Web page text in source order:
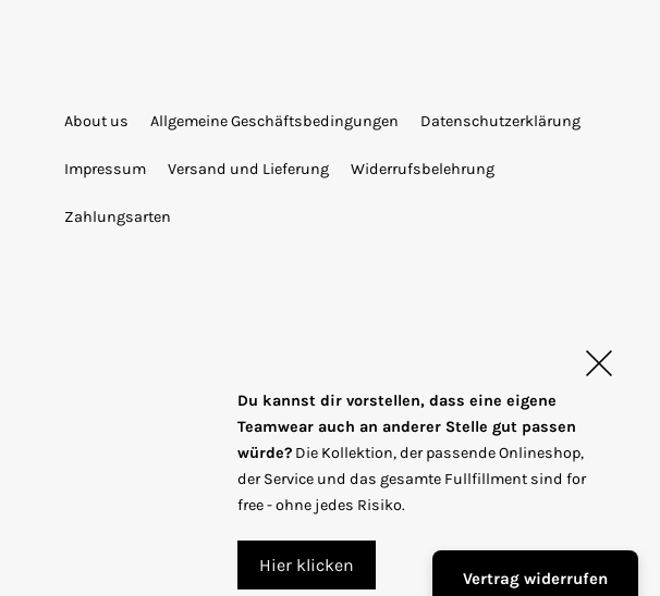
About us Allgemeine Geschäftsbedingungen Datenschutzerklärung
Impressum Versand und Lieferung Widerrufsbelehrung
Zahlungsarten
T
r
EUR €
Du kannst dir vorstellen, dass eine eigene
Teamwear auch an anderer Stelle gut passen
würde? Die Kollektion, der passende Onlineshop,
der Service und das gesamte Fullfillment sind for
free - ohne jedes Risiko.
Hier klicken
Vertrag widerrufen